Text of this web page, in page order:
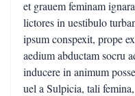
et grauem feminam
lictores in uestibulo
ipsum conspexit, prope
aedium abductam socru
inducere in animum
uel a Sulpicia, tali